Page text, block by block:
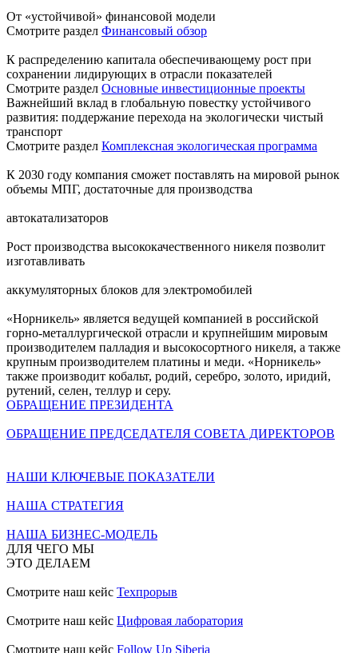
От «устойчивой» финансовой модели
Смотрите раздел Финансовый обзор
К распределению капитала обеспечивающему рост при
сохранении лидирующих в отрасли показателей
Смотрите раздел Основные инвестиционные проекты
Важнейший вклад в глобальную повестку устойчивого
развития: поддержание перехода на экологически чистый
транспорт
Смотрите раздел Комплексная экологическая программа
К 2030 году компания сможет поставлять на мировой рынок
объемы МПГ, достаточные для производства
автокатализаторов
Рост производства высококачественного никеля позволит
изготавливать
аккумуляторных блоков для электромобилей
«Норникель» является ведущей компанией в российской
горно-металлургической отрасли и крупнейшим мировым
производителем палладия и высокосортного никеля, а также
крупным производителем платины и меди. «Норникель»
также производит кобальт, родий, серебро, золото, иридий,
рутений, селен, теллур и серу.
ОБРАЩЕНИЕ ПРЕЗИДЕНТА
ОБРАЩЕНИЕ ПРЕДСЕДАТЕЛЯ СОВЕТА ДИРЕКТОРОВ
НАШИ КЛЮЧЕВЫЕ ПОКАЗАТЕЛИ
НАША СТРАТЕГИЯ
НАША БИЗНЕС-МОДЕЛЬ
ДЛЯ ЧЕГО МЫ
ЭТО ДЕЛАЕМ
Смотрите наш кейс Техпрорыв
Смотрите наш кейс Цифровая лаборатория
Смотрите наш кейс Follow Up Siberia